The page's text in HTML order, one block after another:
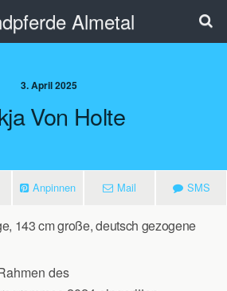
Almetal
3. April 2025
Von Holte
Anpinnen Mail SMS
143 cm große, deutsch gezogene
des